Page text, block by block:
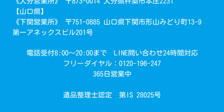
【山口県】
《下関営業所》 〒751-0885 山口県下関市形山みどり町13-9
第一アネックスビル201号
電話受付8:00～20:00まで LINE問い合わせ24時間対応
フリーダイヤル：0120-196-247
365日営業中
遺品整理士認定 第IS 28025号